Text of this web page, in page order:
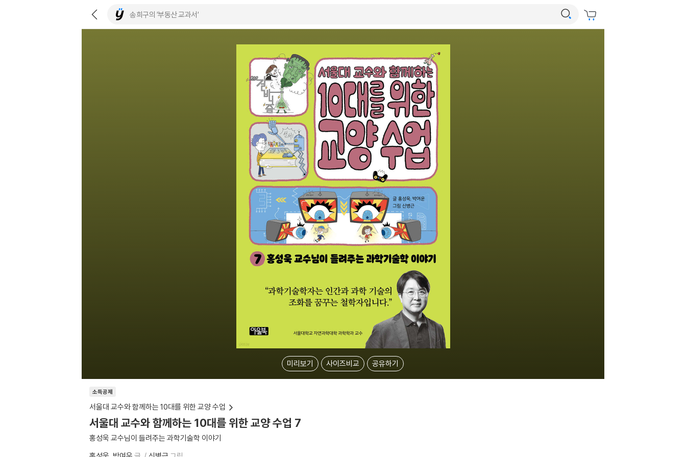
미리보기 사이즈비교 공유하기
소득공제
서울대 교수와 함께하는 10대를 위한 교양 수업
서울대 교수와 함께하는 10대를 위한 교양 수업 7
홍성욱 교수님이 들려주는 과학기술학 이야기